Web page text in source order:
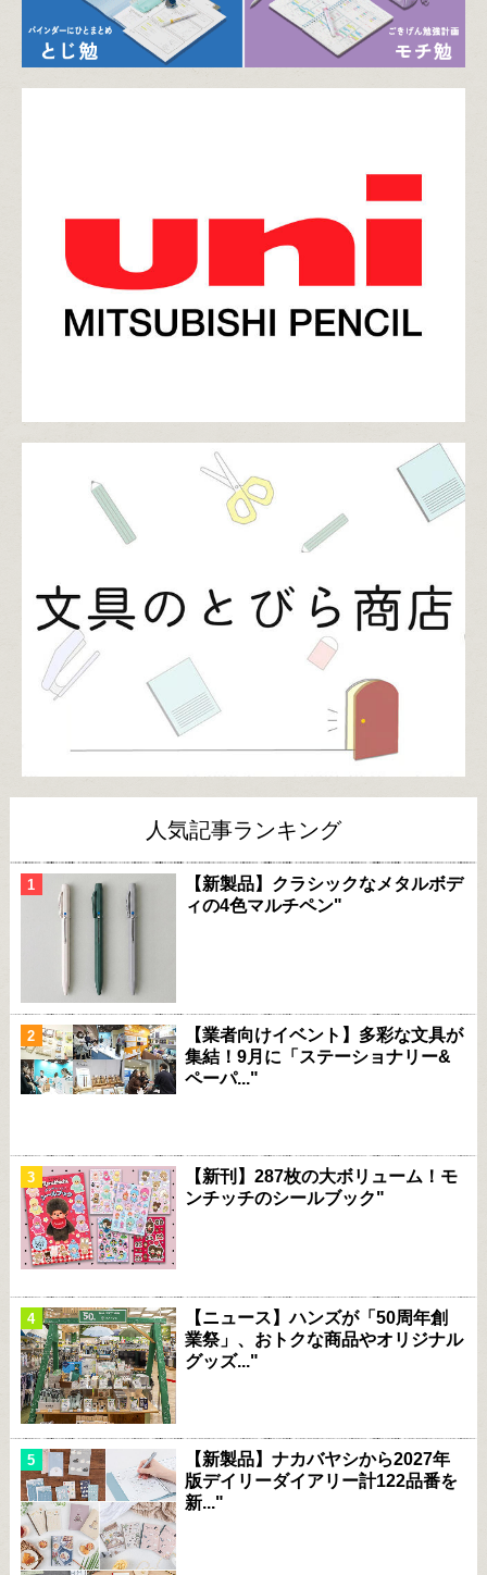
人気記事ランキング
【新製品】クラシックなメタルボデ
ィの4色マルチペン"
【業者向けイベント】多彩な文具が
集結！9月に「ステーショナリー&
ペーパ..."
【新刊】287枚の大ボリューム！モ
ンチッチのシールブック"
【ニュース】ハンズが「50周年創
業祭」、おトクな商品やオリジナル
グッズ..."
【新製品】ナカバヤシから2027年
版デイリーダイアリー計122品番を
新..."